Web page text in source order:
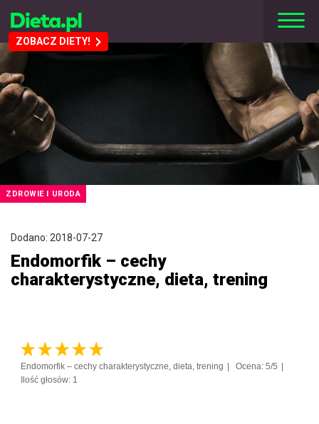
ZOBACZ DIETY!
ZDROWIE I URODA
Dodano: 2018-07-27
Endomorfik – cechy
charakterystyczne, dieta, trening
Endomorfik – cechy charakterystyczne, dieta, trening
Ocena: 5/5
Ilość głosów: 1